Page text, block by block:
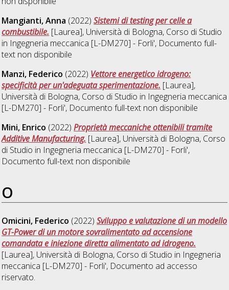
Mangianti, Anna (2022)Sistemi di testing per celle a
combustibile. [Laurea], Università di Bologna, Corso di Studio
in Ingegneria meccanica [L-DM270] - Forli', Documento full-
text non disponibile
Manzi, Federico (2022) Vettore energetico idrogeno:
specificità per un'adeguata sperimentazione. [Laurea],
Università di Bologna, Corso di Studio in Ingegneria meccanica
[L-DM270] - Forli', Documento full-text non disponibile
Mini, Enrico (2022)Proprietà meccaniche ottenibili tramite
Additive Manufacturing. [Laurea], Università di Bologna, Corso
di Studio in Ingegneria meccanica [L-DM270] - Forli',
Documento full-text non disponibile
O
Omicini, Federico (2022)Sviluppo e valutazione di un modello
GT-Power di un motore sovralimentato ad accensione
comandata e iniezione diretta alimentato ad idrogeno.
[Laurea], Università di Bologna, Corso di Studio in Ingegneria
meccanica [L-DM270] - Forli', Documento ad accesso
riservato.